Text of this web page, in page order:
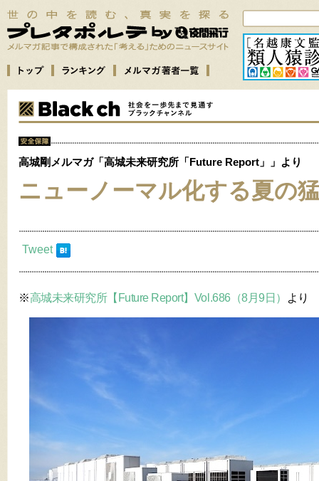
高城剛メルマガ「高城未来研究所「Future Report」」より
ニューノーマル化する夏の
Tweet
※高城未来研究所【Future Report】Vol.686（8月9日） より